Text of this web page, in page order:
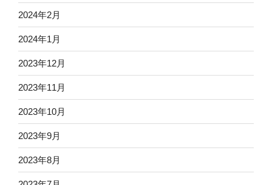
2024年2月
2024年1月
2023年12月
2023年11月
2023年10月
2023年9月
2023年8月